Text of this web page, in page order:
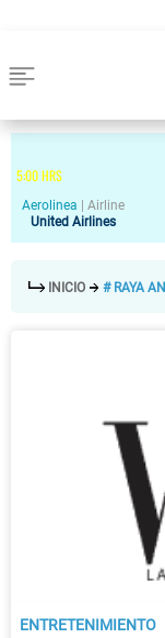
5:00HRS
Aerolinea
Airline
United Airlines
INICIO # RAYA
ENTRETENIMIENTO